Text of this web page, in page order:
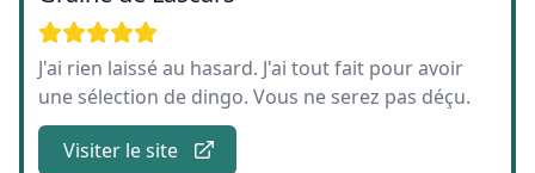
J'ai rien laissé au hasard. J'ai tout fait pour avoir
une sélection de dingo. Vous ne serez pas déçu.
Visiter le site